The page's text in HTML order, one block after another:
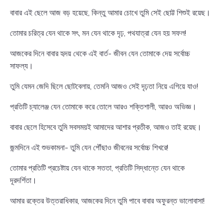
বাবার এই ছেলে আজ বড় হয়েছে, কিন্তু আমার চোখে তুমি সেই ছোট্ট শিশুই রয়েছ।
তোমার চরিত্র যেন থাকে সৎ, মন যেন থাকে দৃঢ়, পথযাত্রা যেন হয় সফল!
আজকের দিনে বাবার হৃদয় থেকে এই বার্ত- জীবন যেন তোমাকে দেয় সর্বোচ্চ
সাফল্য।
তুমি যেমন জেদি ছিলে ছোটবেলায়, তেমনি আজও সেই দৃঢ়তা নিয়ে এগিয়ে যাও!
প্রতিটি চ্যালেঞ্জ যেন তোমাকে করে তোলে আরও শক্তিশালী, আরও অভিজ্ঞ।
বাবার ছেলে হিসেবে তুমি সবসময়ই আমাদের আশার প্রতীক, আজও তাই রয়েছ।
জন্মদিনে এই শুভকামনা- তুমি যেন পৌঁছাও জীবনের সর্বোচ্চ শিখরে!
তোমার প্রতিটি প্রচেষ্টায় যেন থাকে সততা, প্রতিটি সিদ্ধান্তে যেন থাকে
দূরদর্শিতা।
আমার রক্তের উত্তরাধিকার, আজকের দিনে তুমি পাবে বাবার অফুরন্ত ভালোবাসা!